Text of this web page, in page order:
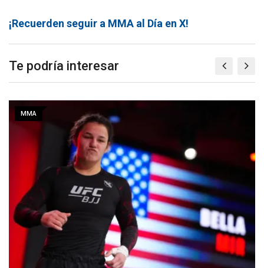
¡Recuerden seguir a MMA al Día en X!
Te podría interesar
MMA